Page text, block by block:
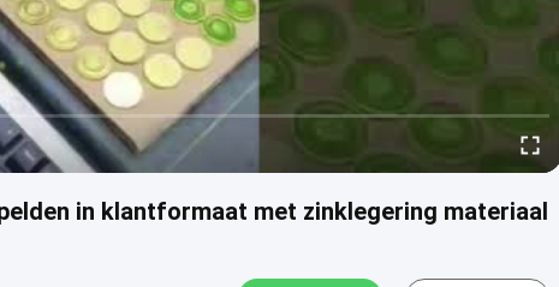
in klantformaat met zinklegering materiaal